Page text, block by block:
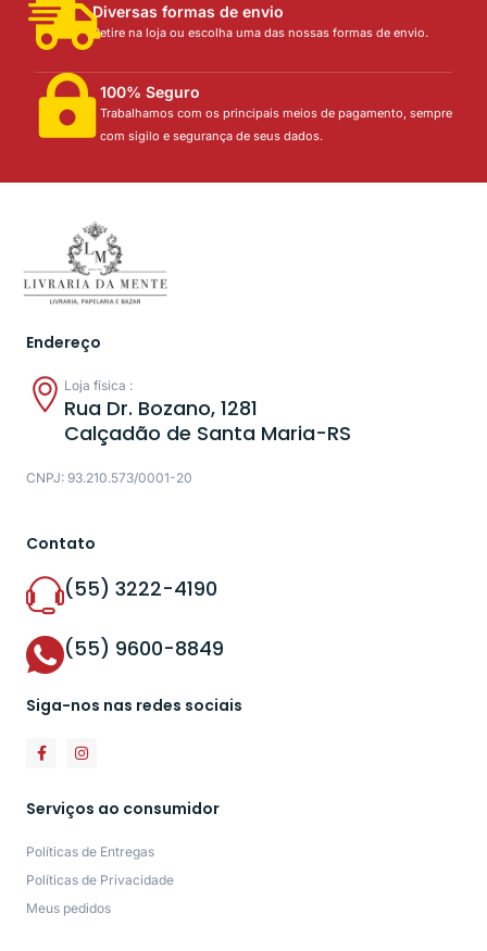
Diversas formas de envio
Retire na loja ou escolha uma das nossas formas de envio.
100% Seguro
Trabalhamos com os principais meios de pagamento, sempre
com sigilo e segurança de seus dados.
Endereço
Loja física :
Rua Dr. Bozano, 1281
Calçadão de Santa Maria-RS
CNPJ: 93.210.573/0001-20
Contato
(55) 3222-4190
(55) 9600-8849
Siga-nos nas redes sociais
Serviços ao consumidor
Políticas de Entregas
Políticas de Privacidade
Meus pedidos